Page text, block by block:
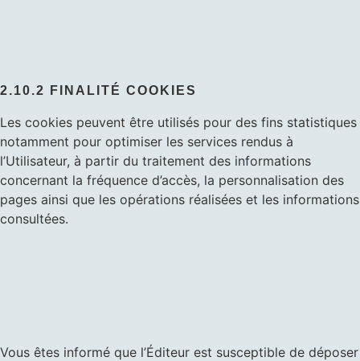
2.10.2 FINALITÉ COOKIES
Les cookies peuvent être utilisés pour des fins statistiques
notamment pour optimiser les services rendus à
l’Utilisateur, à partir du traitement des informations
concernant la fréquence d’accès, la personnalisation des
pages ainsi que les opérations réalisées et les informations
consultées.
Vous êtes informé que l’Éditeur est susceptible de déposer